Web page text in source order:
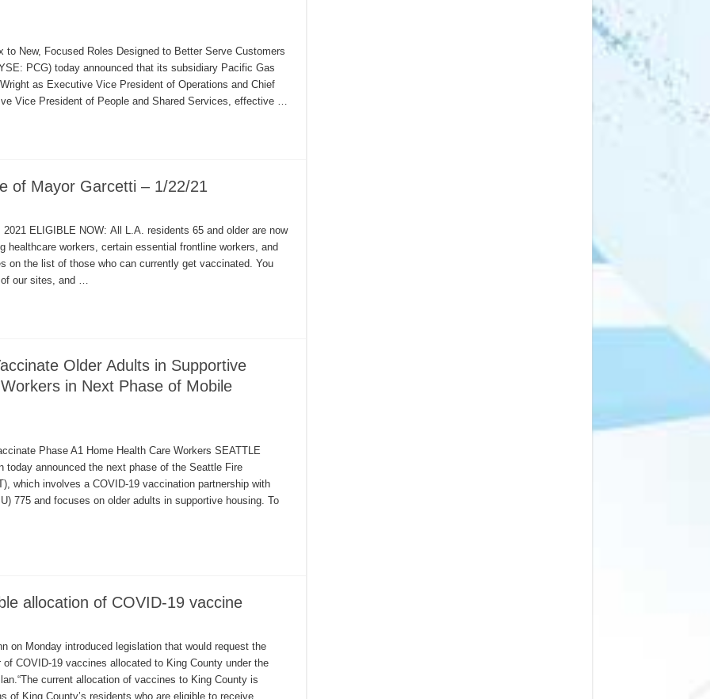
to New, Focused Roles Designed to Better Serve Customers
PCG) today announced that its subsidiary Pacific Gas
as Executive Vice President of Operations and Chief
Vice President of People and Shared Services, effective …
of Mayor Garcetti – 1/22/21
ELIGIBLE NOW: All L.A. residents 65 and older are now
healthcare workers, certain essential frontline workers, and
on the list of those who can currently get vaccinated. You
of our sites, and …
Older Adults in Supportive
in Next Phase of Mobile
Phase A1 Home Health Care Workers SEATTLE
today announced the next phase of the Seattle Fire
which involves a COVID-19 vaccination partnership with
775 and focuses on older adults in supportive housing. To
allocation of COVID-19 vaccine
on Monday introduced legislation that would request the
COVID-19 vaccines allocated to King County under the
current allocation of vaccines to King County is
of King County’s residents who are eligible to receive …